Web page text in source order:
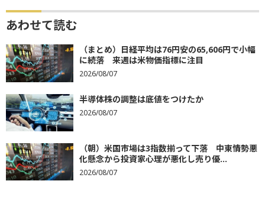
あわせて読む
（まとめ）日経平均は76円安の65,606円で小幅
に続落 来週は米物価指標に注目
2026/08/07
半導体株の調整は底値をつけたか
2026/08/07
（朝）米国市場は3指数揃って下落 中東情勢悪
化懸念から投資家心理が悪化し売り優...
2026/08/07